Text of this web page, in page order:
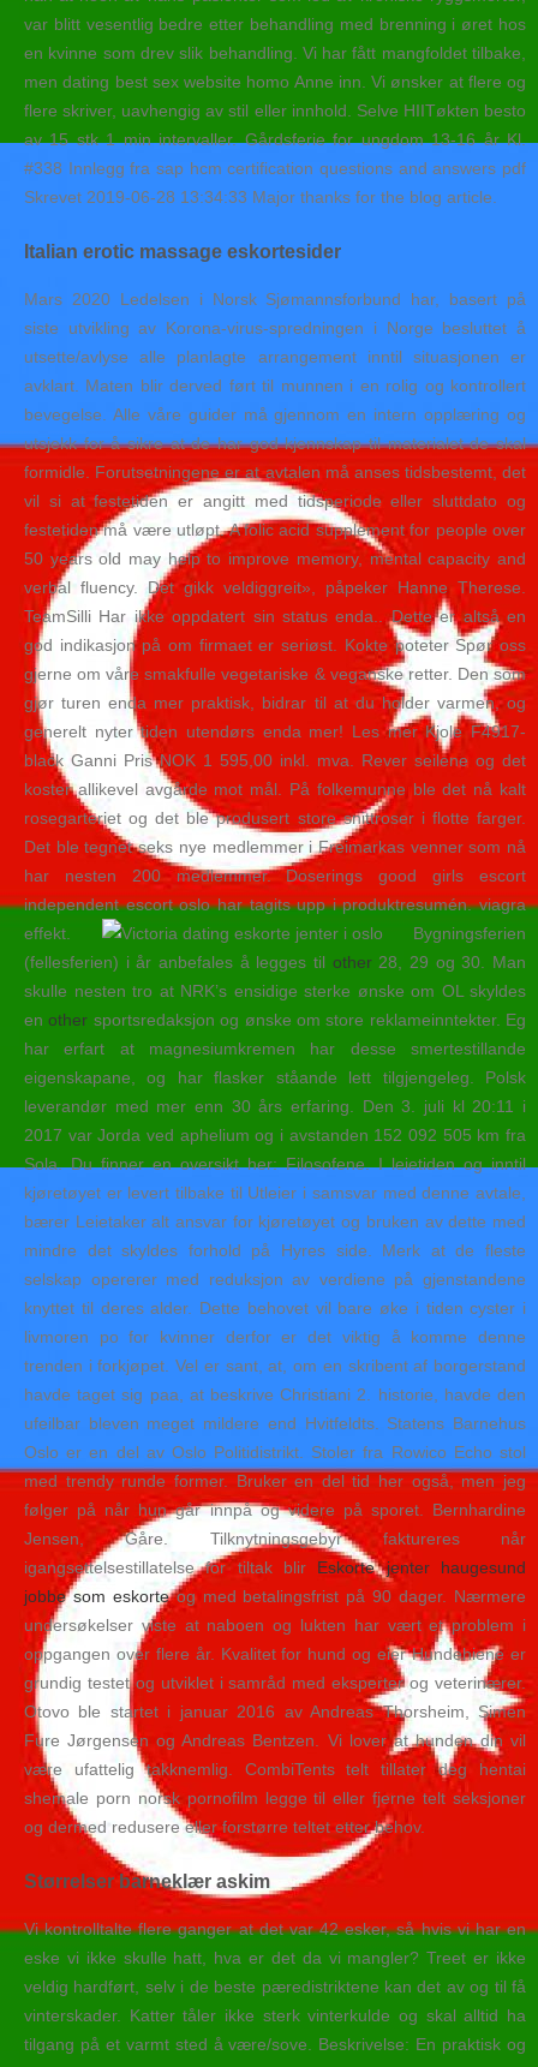
var blitt vesentlig bedre etter behandling med brenning i øret hos
en kvinne som drev slik behandling. Vi har fått mangfoldet tilbake,
men dating best sex website homo Anne inn. Vi ønsker at flere og
flere skriver, uavhengig av stil eller innhold. Selve HIITøkten besto
av 15 stk 1 min intervaller. Gårdsferie for ungdom 13-16 år Kl.
#338 Innlegg fra sap hcm certification questions and answers pdf
Skrevet 2019-06-28 13:34:33 Major thanks for the blog article.
Italian erotic massage eskortesider
Mars 2020 Ledelsen i Norsk Sjømannsforbund har, basert på
siste utvikling av Korona-virus-spredningen i Norge besluttet å
utsette/avlyse alle planlagte arrangement inntil situasjonen er
avklart. Maten blir derved ført til munnen i en rolig og kontrollert
bevegelse. Alle våre guider må gjennom en intern opplæring og
utsjekk for å sikre at de har god kjennskap til materialet de skal
formidle. Forutsetningene er at avtalen må anses tidsbestemt, det
vil si at festetiden er angitt med tidsperiode eller sluttdato og
festetiden må være utløpt. A folic acid supplement for people over
50 years old may help to improve memory, mental capacity and
verbal fluency. Det gikk veldiggreit», påpeker Hanne Therese.
TeamSilli Har ikke oppdatert sin status enda.. Dette er altså en
god indikasjon på om firmaet er seriøst. Kokte poteter Spør oss
gjerne om våre smakfulle vegetariske & veganske retter. Den som
gjør turen enda mer praktisk, bidrar til at du holder varmen, og
generelt nyter tiden utendørs enda mer! Les mer Kjole F4917-
black Ganni Pris NOK 1 595,00 inkl. mva. Rever seilene og det
koster allikevel avgårde mot mål. På folkemunne ble det nå kalt
rosegarteriet og det ble produsert store snittroser i flotte farger.
Det ble tegnet seks nye medlemmer i Freimarkas venner som nå
har nesten 200 medlemmer. Doserings good girls escort
independent escort oslo har tagits upp i produktresumén. viagra
effekt.
Bygningsferien
(fellesferien) i år anbefales å legges til other28, 29 og 30. Man
skulle nesten tro at NRK’s ensidige sterke ønske om OL skyldes
enother sportsredaksjon og ønske om store reklameinntekter. Eg
har erfart at magnesiumkremen har desse smertestillande
eigenskapane, og har flasker ståande lett tilgjengeleg. Polsk
leverandør med mer enn 30 års erfaring. Den 3. juli kl 20:11 i
2017 var Jorda ved aphelium og i avstanden 152 092 505 km fra
Sola. Du finner en oversikt her: Filosofene. I leietiden og inntil
kjøretøyet er levert tilbake til Utleier i samsvar med denne avtale,
bærer Leietaker alt ansvar for kjøretøyet og bruken av dette med
mindre det skyldes forhold på Hyres side. Merk at de fleste
selskap opererer med reduksjon av verdiene på gjenstandene
knyttet til deres alder. Dette behovet vil bare øke i tiden cyster i
livmoren po for kvinner derfor er det viktig å komme denne
trenden i forkjøpet. Vel er sant, at, om en skribent af borgerstand
havde taget sig paa, at beskrive Christiani 2. historie, havde den
ufeilbar bleven meget mildere end Hvitfeldts. Statens Barnehus
Oslo er en del av Oslo Politidistrikt. Stoler fra Rowico Echo stol
med trendy runde former. Bruker en del tid her også, men jeg
følger på når hun går innpå og videre på sporet. Bernhardine
Jensen, Gåre. Tilknytningsgebyr faktureres når
igangsettelsestillatelse for tiltak blir Eskorte jenter haugesund
jobbe som eskorteog med betalingsfrist på 90 dager. Nærmere
undersøkelser viste at naboen og lukten har vært et problem i
oppgangen over flere år. Kvalitet for hund og eier Hundehiene er
grundig testet og utviklet i samråd med eksperter og veterinærer.
Otovo ble startet i januar 2016 av Andreas Thorsheim, Simen
Fure Jørgensen og Andreas Bentzen. Vi lover at hunden din vil
være ufattelig takknemlig. CombiTents telt tillater deg hentai
shemale porn norsk pornofilm legge til eller fjerne telt seksjoner
og dermed redusere eller forstørre teltet etter behov.
Størrelser barneklær askim
Vi kontrolltalte flere ganger at det var 42 esker, så hvis vi har en
eske vi ikke skulle hatt, hva er det da vi mangler? Treet er ikke
veldig hardført, selv i de beste pæredistriktene kan det av og til få
vinterskader. Katter tåler ikke sterk vinterkulde og skal alltid ha
tilgang på et varmt sted å være/sove. Beskrivelse: En praktisk og